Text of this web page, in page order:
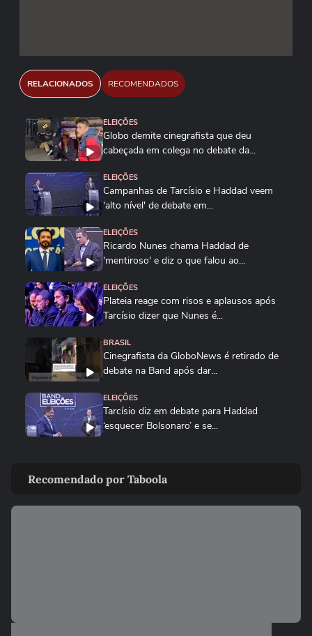
RELACIONADOS RECOMENDADOS
ELEIÇÕES
Globo demite cinegrafista que deu
cabeçada em colega no debate da...
ELEIÇÕES
Campanhas de Tarcísio e Haddad veem
'alto nível' de debate em...
ELEIÇÕES
Ricardo Nunes chama Haddad de
'mentiroso' e diz o que falou ao...
ELEIÇÕES
Plateia reage com risos e aplausos após
Tarcísio dizer que Nunes é...
BRASIL
Cinegrafista da GloboNews é retirado de
debate na Band após dar...
ELEIÇÕES
Tarcísio diz em debate para Haddad
‘esquecer Bolsonaro’ e se...
pergunta imitando Eduardo Paes...
PARANÁ
Recomendado por Taboola